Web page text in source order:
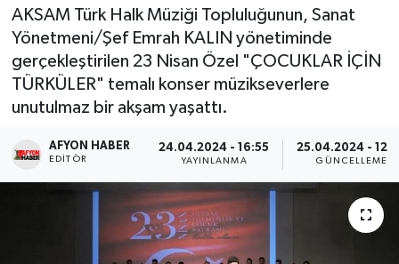
AKSAM Türk Halk Müziği Topluluğunun, Sanat
Yönetmeni/Şef Emrah KALIN yönetiminde
gerçekleştirilen 23 Nisan Özel "ÇOCUKLAR İÇİN
TÜRKÜLER" temalı konser müzikseverlere
unutulmaz bir akşam yaşattı.
AFYON HABER
EDITÖR
24.04.2024 - 16:55
YAYINLANMA
25.04.2024 -
GÜNCELLEME
Sivil Toplum
Ekonomi